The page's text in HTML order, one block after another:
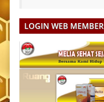
LOGIN WEB MEMBER